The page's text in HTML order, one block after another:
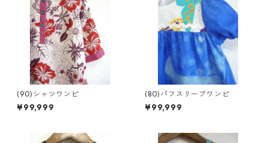
(90)シャツワンピ
¥99,999
(80)パフスリーブワンピ
¥99,999